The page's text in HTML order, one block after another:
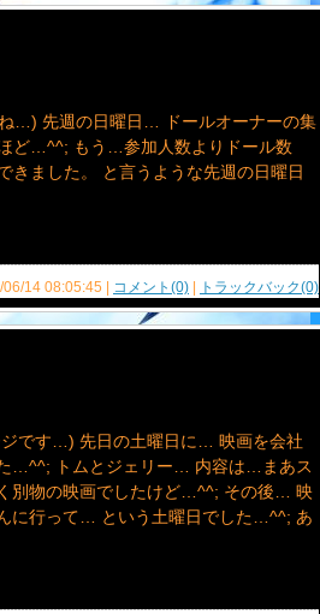
…) 先週の日曜日… ドールオーナーの集
ど…^^; もう…参加人数よりドール数
ました。 と言うような先週の日曜日
14 08:05:45 | コメント(0) トラックバック(0)
です…) 先日の土曜日に… 映画を会社
…^^; トムとジェリー… 内容は…まあス
別物の映画でしたけど…^^; その後… 映
に行って… という土曜日でした…^^; あ